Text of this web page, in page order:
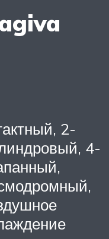
2-
4-